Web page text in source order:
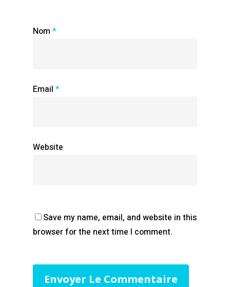
Nom *
Email *
Website
Save my name, email, and website in this
browser for the next time I comment.